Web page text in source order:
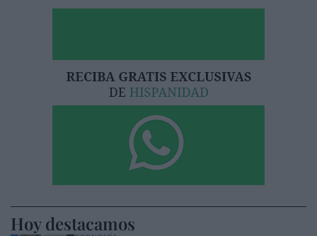
Hoy destacamos